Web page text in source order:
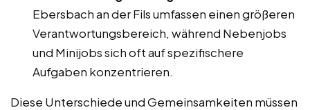
Ebersbach an der Fils umfassen einen größeren
Verantwortungsbereich, während Nebenjobs
und Minijobs sich oft auf spezifischere
Aufgaben konzentrieren.
Diese Unterschiede und Gemeinsamkeiten müssen